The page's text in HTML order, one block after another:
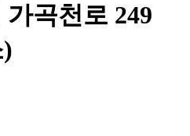
곡천로 249